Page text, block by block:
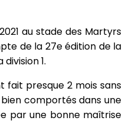
au stade des Martyrs
de la 27e édition de la
1.
fait presque 2 mois sans
comportés dans une
par une bonne maîtrise